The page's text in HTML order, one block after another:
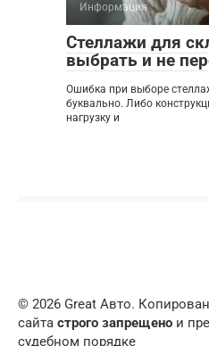
Информация
Стеллажи для
выбрать и не
Ошибка при выборе
буквально. Либо
нагрузку и
© 2026 Great Авто.
сайта строго запрещено и
судебном порядке